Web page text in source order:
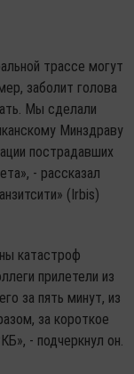
трассе могут
заболит голова
Мы сделали
Минздраву
пострадавших
- рассказал
(Irbis)
катастроф
прилетели из
за пять минут, из
за короткое
- подчеркнул он.